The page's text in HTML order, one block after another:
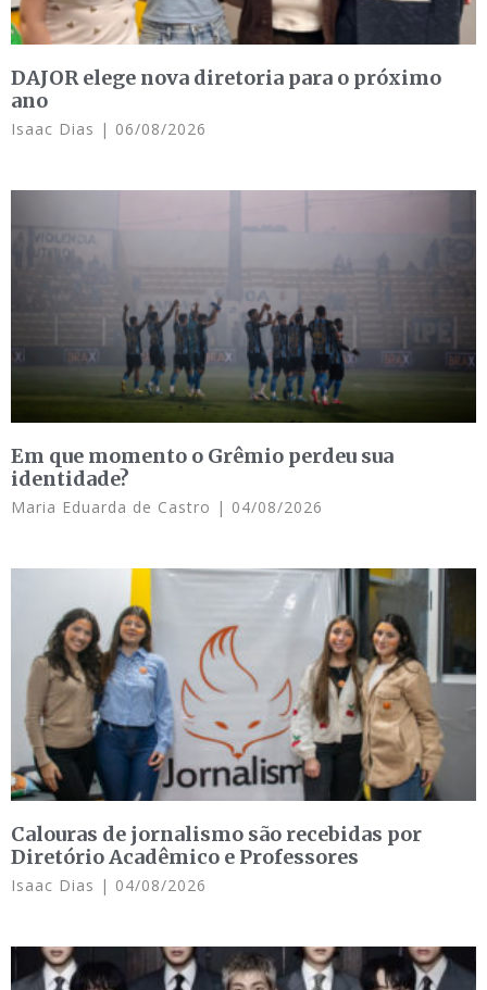
DAJOR elege nova diretoria para o próximo
ano
Isaac Dias 06/08/2026
Em que momento o Grêmio perdeu sua
identidade?
Maria Eduarda de Castro 04/08/2026
Calouras de jornalismo são recebidas por
Diretório Acadêmico e Professores
Isaac Dias 04/08/2026